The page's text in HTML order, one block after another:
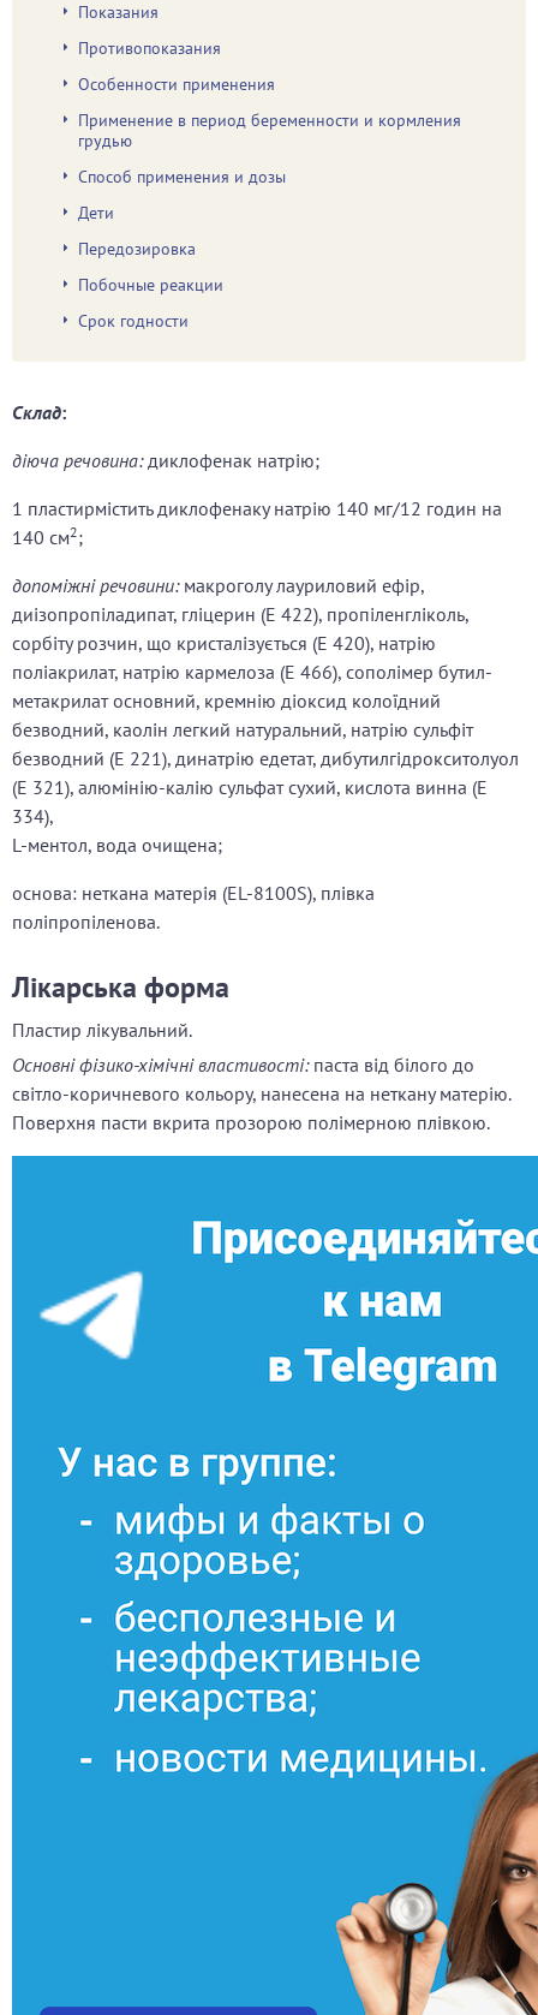
Показания
Противопоказания
Особенности применения
Применение в период беременности и кормления
грудью
Способ применения и дозы
Дети
Передозировка
Побочные реакции
Срок годности
Склад:
діюча речовина:диклофенак натрію;
1 пластирмістить диклофенаку натрію 140 мг/12 годин на
140 см2;
допоміжні речовини: макроголу лауриловий ефір,
диізопропіладипат, гліцерин (Е 422), пропіленгліколь,
сорбіту розчин, що кристалізується (Е 420), натрію
поліакрилат, натрію кармелоза (Е 466), сополімер бутил-
метакрилат основний, кремнію діоксид колоїдний
безводний, каолін легкий натуральний, натрію сульфіт
безводний (Е 221), динатрію едетат, дибутилгідрокситолуол
(Е 321), алюмінію-калію сульфат сухий, кислота винна (Е
334),
L-ментол, вода очищена;
основа: неткана матерія (EL-8100S), плівка
поліпропіленова.
Лікарська форма
Пластир лікувальний.
Основні фізико-хімічні властивості: паста від білого до
світло-коричневого кольору, нанесена на неткану матерію.
Поверхня пасти вкрита прозорою полімерною плівкою.